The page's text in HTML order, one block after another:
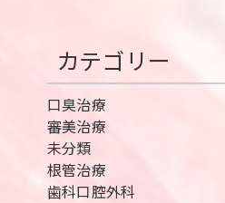
カテゴリー
口臭治療
審美治療
未分類
根管治療
歯科口腔外科